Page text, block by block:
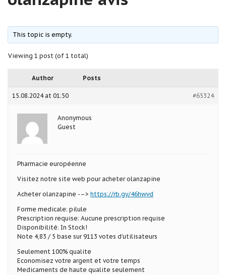
This topic is empty.
Viewing 1 post (of 1 total)
Author Posts
15.08.2024 at 01:50 #65324
Anonymous
Guest
Pharmacie européenne
Visitez notre site web pour acheter olanzapine
Acheter olanzapine -–> https://rb.gy/46hwvd
Forme medicale: pilule
Prescription requise: Aucune prescription requise
Disponibilité: In Stock!
Note 4,83 / 5 base sur 9113 votes d’utilisateurs
Seulement 100% qualite
Economisez votre argent et votre temps
Medicaments de haute qualite seulement